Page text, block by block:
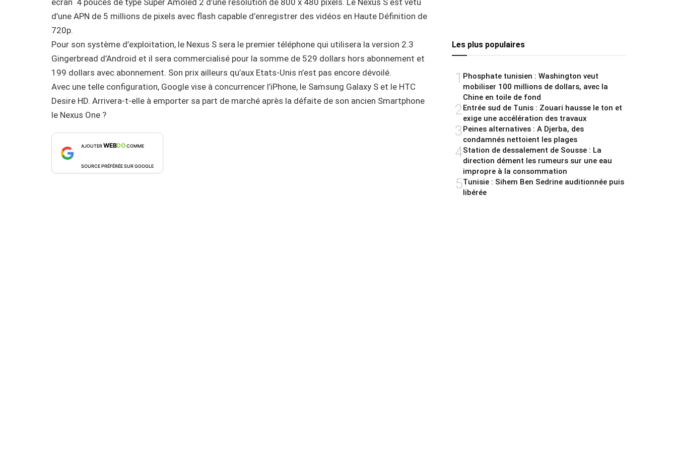
d’une APN de 5 millions de pixels avec flash capable d’enregistrer des vidéos en Haute Définition de
720p.
Pour son système d’exploitation, le Nexus S sera le premier téléphone qui utilisera la version 2.3
Gingerbread d’Android et il sera commercialisé pour la somme de 529 dollars hors abonnement et
199 dollars avec abonnement. Son prix ailleurs qu’aux Etats-Unis n’est pas encore dévoilé.
Avec une telle configuration, Google vise à concurrencer l’iPhone, le Samsung Galaxy S et le HTC
Desire HD. Arrivera-t-elle à emporter sa part de marché après la défaite de son ancien Smartphone
le Nexus One ?
AJOUTERWEBDOCOMME
SOURCE PRÉFÉRÉE SUR GOOGLE
Les plus populaires
1 Phosphate tunisien : Washington veut
mobiliser 100 millions de dollars, avec la
Chine en toile de fond
2Entrée sud de Tunis : Zouari hausse le ton et
exige une accélération des travaux
3Peines alternatives : A Djerba, des
condamnés nettoient les plages
4Station de dessalement de Sousse : La
direction dément les rumeurs sur une eau
impropre à la consommation
5Tunisie : Sihem Ben Sedrine auditionnée puis
libérée